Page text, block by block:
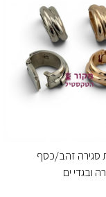
סגירה זהב/כסף
ובגדי ים